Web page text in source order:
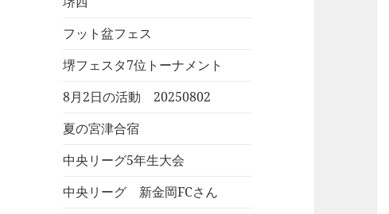
フット盆フェス
堺フェスタ7位トーナメント
8月2日の活動 20250802
夏の宮津合宿
中央リーグ5年生大会
中央リーグ 新金岡FCさん